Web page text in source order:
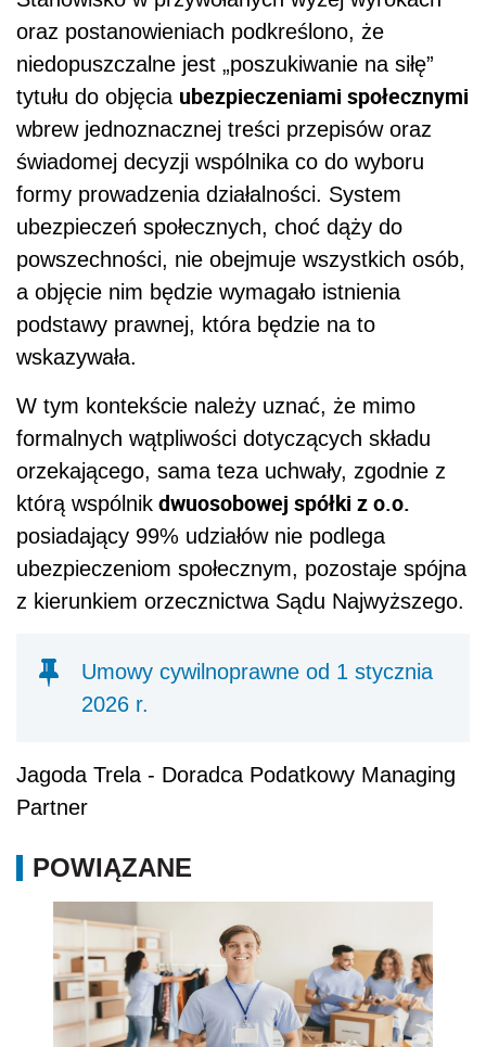
oraz postanowieniach podkreślono, że
niedopuszczalne jest „poszukiwanie na siłę”
tytułu do objęcia ubezpieczeniami społecznymi
wbrew jednoznacznej treści przepisów oraz
świadomej decyzji wspólnika co do wyboru
formy prowadzenia działalności. System
ubezpieczeń społecznych, choć dąży do
powszechności, nie obejmuje wszystkich osób,
a objęcie nim będzie wymagało istnienia
podstawy prawnej, która będzie na to
wskazywała.
W tym kontekście należy uznać, że mimo
formalnych wątpliwości dotyczących składu
orzekającego, sama teza uchwały, zgodnie z
którą wspólnik dwuosobowej spółki z o.o.
posiadający 99% udziałów nie podlega
ubezpieczeniom społecznym, pozostaje spójna
z kierunkiem orzecznictwa Sądu Najwyższego.
Umowy cywilnoprawne od 1 stycznia
2026 r.
Jagoda Trela - Doradca Podatkowy Managing
Partner
POWIĄZANE